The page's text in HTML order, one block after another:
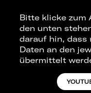
Bitte klicke zum
den unten
darauf hin, dass
Daten an den
übermittelt